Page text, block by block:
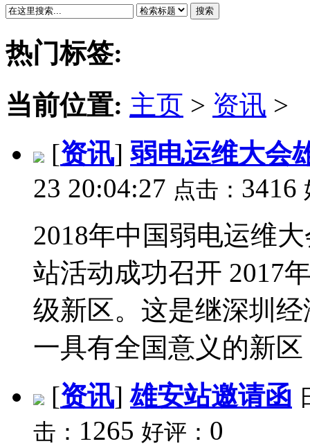
搜索
热门标签:
当前位置: 主页 > 资讯 >
[资讯] 弱电运维大会
23 20:04:27 点击： 3416
2018年中国弱电运维
站活动成功召开 2017
级新区。这是继深圳
一具有全国意义的新区
[资讯]雄安站邀请函
击： 1265 好评： 0